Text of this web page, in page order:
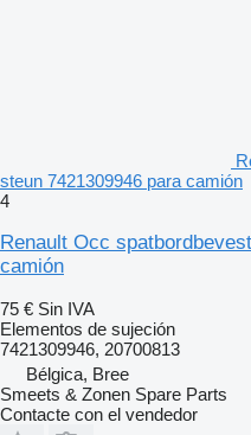
steun 7421309946 para camión
4
Renault Occ
camión
75 € Sin IVA
Elementos de sujeción
7421309946, 20700813
Bélgica, Bree
Smeets & Zonen Spare Parts
Contacte con el vendedor